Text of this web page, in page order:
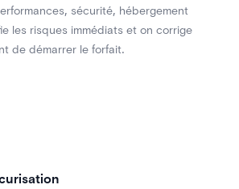
, sécurité, hébergement
les risques immédiats et on corrige
de démarrer le forfait.